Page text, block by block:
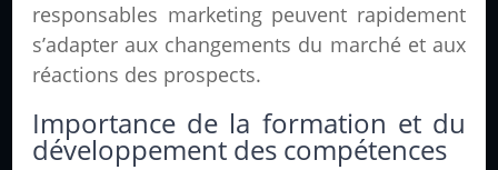
responsables marketing peuvent rapidement
s’adapter aux changements du marché et aux
réactions des prospects.
Importance de la formation et du
développement des compétences